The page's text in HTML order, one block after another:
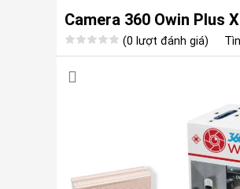
Camera 360 Owin Plus
(0 lượt đánh giá)